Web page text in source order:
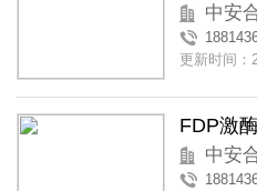
更新时间：